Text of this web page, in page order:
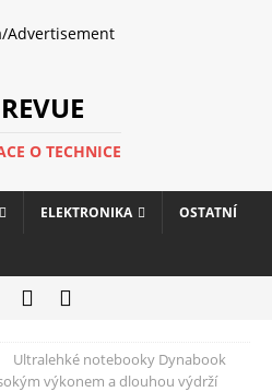
Advertisement
O TECHNICE
ELEKTRONIKA OSTATNÍ
Ultralehké notebooky Dynabook
výkonem a dlouhou výdrží